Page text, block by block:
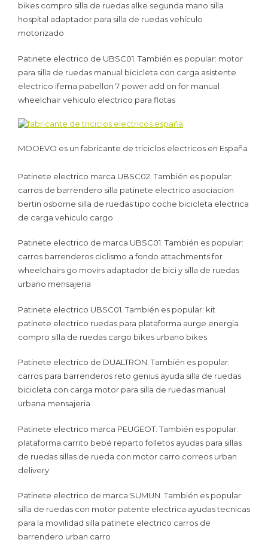
bikes compro silla de ruedas alke segunda mano silla
hospital adaptador para silla de ruedas vehículo
motorizado
Patinete electrico de UBSC01. También es popular: motor
para silla de ruedas manual bicicleta con carga asistente
electrico ifema pabellon 7 power add on for manual
wheelchair vehiculo electrico para flotas
MOOEVO es un fabricante de triciclos electricos en España
Patinete electrico marca UBSC02. También es popular:
carros de barrendero silla patinete electrico asociacion
bertin osborne silla de ruedas tipo coche bicicleta electrica
de carga vehiculo cargo
Patinete electrico de marca UBSC01. También es popular:
carros barrenderos ciclismo a fondo attachments for
wheelchairs go movirs adaptador de bici y silla de ruedas
urbano mensajeria
Patinete electrico UBSC01. También es popular: kit
patinete electrico ruedas para plataforma aurge energia
compro silla de ruedas cargo bikes urbano bikes
Patinete electrico de DUALTRON. También es popular:
carros para barrenderos reto genius ayuda silla de ruedas
bicicleta con carga motor para silla de ruedas manual
urbana mensajeria
Patinete electrico marca PEUGEOT. También es popular:
plataforma carrito bebé reparto folletos ayudas para sillas
de ruedas sillas de rueda con motor carro correos urban
delivery
Patinete electrico de marca SUMUN. También es popular:
silla de ruedas con motor patente electrica ayudas tecnicas
para la movilidad silla patinete electrico carros de
barrendero urban carro